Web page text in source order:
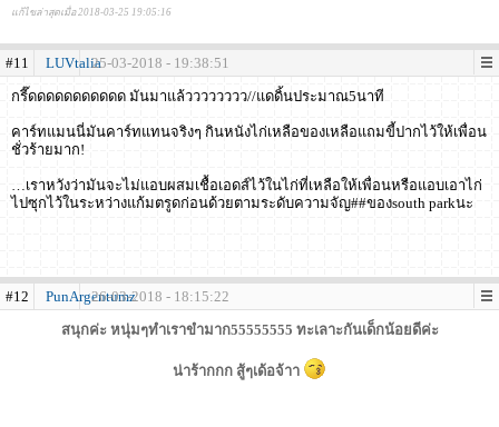
แก้ไขล่าสุดเมื่อ 2018-03-25 19:05:16
#11 LUVtalia25-03-2018 - 19:38:51
กรี๊ดดดดดดดดดดด มันมาแล้วววววววว//แดดิ้นประมาณ5นาที
คาร์ทแมนนี่มันคาร์ทแทนจริงๆ กินหนังไก่เหลือของเหลือแถมขี้ปากไว้ให้เพื่อน
ชั่วร้ายมาก!
…เราหวังว่ามันจะไม่แอบผสมเชื้อเอดส์ไว้ในไก่ที่เหลือให้เพื่อนหรือแอบเอาไก่
ไปซุกไว้ในระหว่างแก้มตรูดก่อนด้วยตามระดับความจัญ##ของsouth parkนะ
#12 PunArgentumz26-03-2018 - 18:15:22
สนุกค่ะ หนุ่มๆทำเราขำมาก55555555 ทะเลาะกันเด็กน้อยดีค่ะ
น่าร้ากกก สู้ๆเด้อจ้าา